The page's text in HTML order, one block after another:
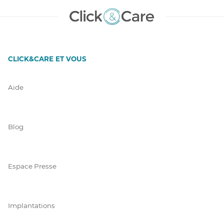
CLICK&CARE ET VOUS
Aide
Blog
Espace Presse
Implantations